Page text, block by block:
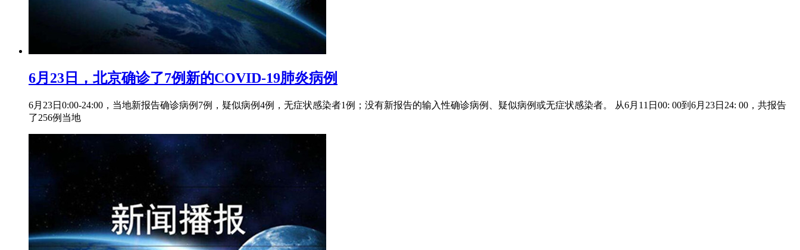
6月23日，北京确诊了7例新的COVID-19肺炎病例
6月23日0:00-24:00，当地新报告确诊病例7例，疑似病例4例，无症状感染者1例；没有新报告的输入性确诊病例、疑似病例或无症状感染者。 从6月11日00: 00到6月23日24: 00，共报告
了256例当地